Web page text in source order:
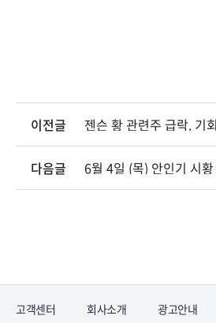
이전글 젠슨 황 관련주 급락. 기
다음글 6월 4일 (목) 안인기 시
고객센터 회사소개 광고안내